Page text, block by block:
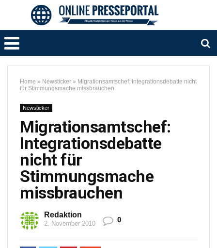
Home » Newsticker » Migrationsamtschef: Integrationsdebatte nicht
für Stimmungsmache missbrauchen
Newsticker
Migrationsamtschef:
Integrationsdebatte
nicht für
Stimmungsmache
missbrauchen
Redaktion
2. November 2010 0